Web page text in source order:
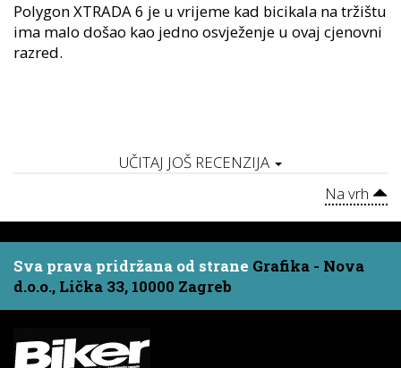
Polygon XTRADA 6 je u vrijeme kad bicikala na tržištu
ima malo došao kao jedno osvježenje u ovaj cjenovni
razred.
UČITAJ JOŠ RECENZIJA
Na vrh
Sva prava pridržana od strane Grafika - Nova
d.o.o., Lička 33, 10000 Zagreb